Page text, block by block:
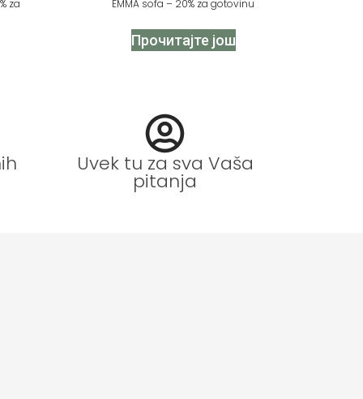
za
EMMA sofa – 20% za gotovinu
Прочитајте још
Uvek tu za sva Vaša
pitanja